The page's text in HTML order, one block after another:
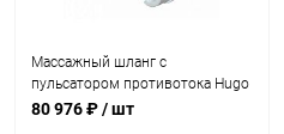
Массажный шланг с
пульсатором противотока Hugo
Lahme TAIFUN (8551050)
80 976 ₽/ шт